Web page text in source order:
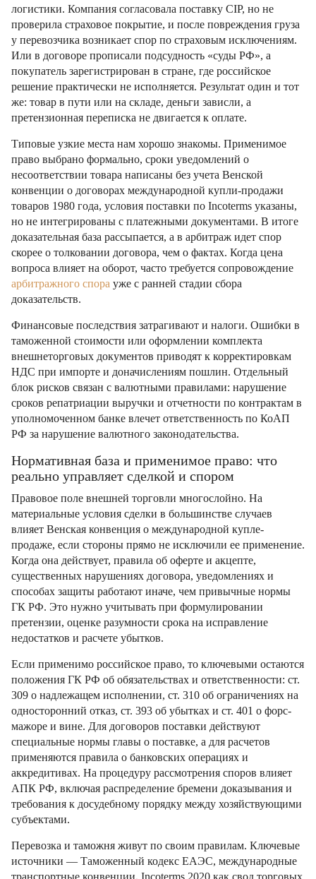
логистики. Компания согласовала поставку CIP, но не
проверила страховое покрытие, и после повреждения груза
у перевозчика возникает спор по страховым исключениям.
Или в договоре прописали подсудность «суды РФ», а
покупатель зарегистрирован в стране, где российское
решение практически не исполняется. Результат один и тот
же: товар в пути или на складе, деньги зависли, а
претензионная переписка не двигается к оплате.
Типовые узкие места нам хорошо знакомы. Применимое
право выбрано формально, сроки уведомлений о
несоответствии товара написаны без учета Венской
конвенции о договорах международной купли-продажи
товаров 1980 года, условия поставки по Incoterms указаны,
но не интегрированы с платежными документами. В итоге
доказательная база рассыпается, а в арбитраж идет спор
скорее о толковании договора, чем о фактах. Когда цена
вопроса влияет на оборот, часто требуется сопровождение
арбитражного спора уже с ранней стадии сбора
доказательств.
Финансовые последствия затрагивают и налоги. Ошибки в
таможенной стоимости или оформлении комплекта
внешнеторговых документов приводят к корректировкам
НДС при импорте и доначислениям пошлин. Отдельный
блок рисков связан с валютными правилами: нарушение
сроков репатриации выручки и отчетности по контрактам в
уполномоченном банке влечет ответственность по КоАП
РФ за нарушение валютного законодательства.
Нормативная база и применимое право: что
реально управляет сделкой и спором
Правовое поле внешней торговли многослойно. На
материальные условия сделки в большинстве случаев
влияет Венская конвенция о международной купле-
продаже, если стороны прямо не исключили ее применение.
Когда она действует, правила об оферте и акцепте,
существенных нарушениях договора, уведомлениях и
способах защиты работают иначе, чем привычные нормы
ГК РФ. Это нужно учитывать при формулировании
претензии, оценке разумности срока на исправление
недостатков и расчете убытков.
Если применимо российское право, то ключевыми остаются
положения ГК РФ об обязательствах и ответственности: ст.
309 о надлежащем исполнении, ст. 310 об ограничениях на
односторонний отказ, ст. 393 об убытках и ст. 401 о форс-
мажоре и вине. Для договоров поставки действуют
специальные нормы главы о поставке, а для расчетов
применяются правила о банковских операциях и
аккредитивах. На процедуру рассмотрения споров влияет
АПК РФ, включая распределение бремени доказывания и
требования к досудебному порядку между хозяйствующими
субъектами.
Перевозка и таможня живут по своим правилам. Ключевыe
источники — Таможенный кодекс ЕАЭС, международные
транспортные конвенции, Incoterms 2020 как свод торговых